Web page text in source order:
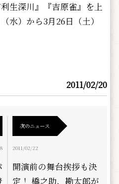
生深川』『吉原雀』を上
水）から3月26日（土）
2011/02/20
次のニュース
2011/02/22
開演前の舞台挨拶も決
定！ 橋之助、勘太郎が